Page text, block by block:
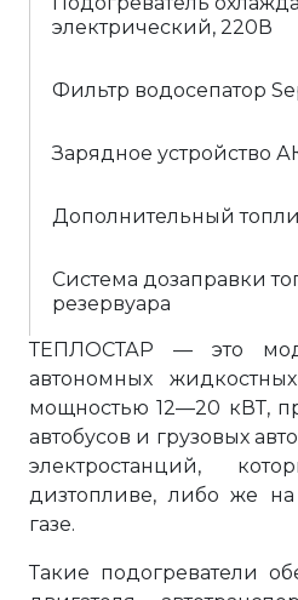
электрический, 220В
Фильтр водосепатор
Зарядное устройство
Дополнительный
Система дозаправки
резервуара
ТЕПЛОСТАР — это
автономных
мощностью 12—20 кВТ,
автобусов и грузовых
электростанций,
дизтопливе, либо же
газе.
Такие подогреватели